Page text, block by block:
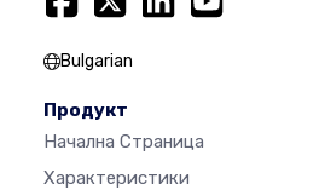
Bulgarian
Продукт
Начална Страница
Характеристики